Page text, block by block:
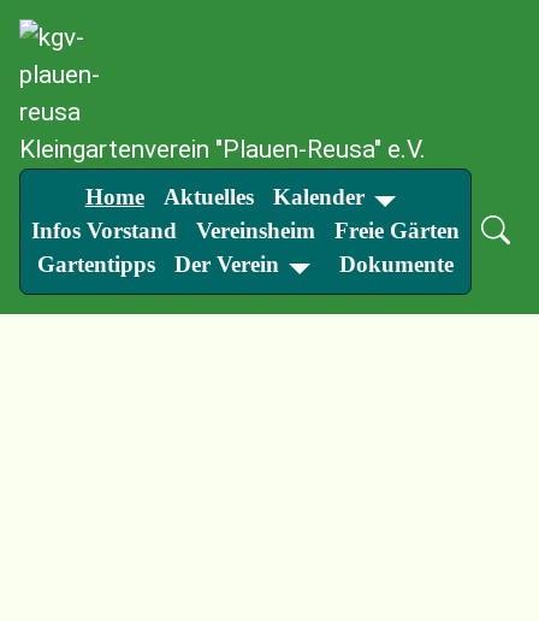
SKIP TO MAIN CONTENT
Kleingartenverein "Plauen-Reusa" e.V.
Home Aktuelles
Kalender
Infos Vorstand
Vereinsheim
Freie Gärten
Gartentipps
Der Verein Dokumente